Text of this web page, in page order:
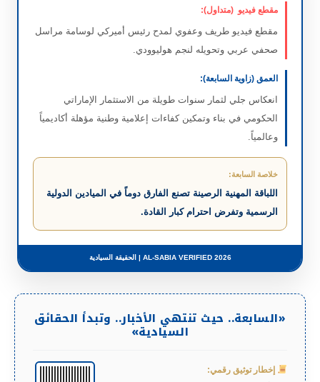
مقطع فيديو (متداول):
مقطع فيديو طريف وعفوي لمدح رئيس أميركي لوسامة مراسل
صحفي عربي وتحويله لنجم هوليوودي.
العمق (زاوية السابعة):
انعكاس جلي لثمار سنوات طويلة من الاستثمار الإماراتي
الحكومي في بناء وتمكين كفاءات إعلامية وطنية مؤهلة أكاديمياً
وعالمياً.
خلاصة السابعة:
اللباقة المهنية الرصينة تصنع الفارق دوماً في الميادين الدولية
الرسمية وتفرض احترام كبار القادة.
AL-SABIA VERIFIED 2026 | الحقيقة السيادية
«السابعة.. حيث تنتهي الأخبار.. وتبدأ الحقائق
السيادية»
إخطار توثيق رقمي: